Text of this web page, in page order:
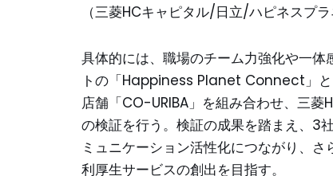
（三菱HCキャピタル/日立/ハピネスプラ
具体的には、職場のチーム力強化や一
トの「Happiness Planet Connect」と
店舗「CO-URIBA」を組み合わせ、三
の検証を行う。検証の成果を踏まえ、3
ミュニケーション活性化につながり、
利厚生サービスの創出を目指す。